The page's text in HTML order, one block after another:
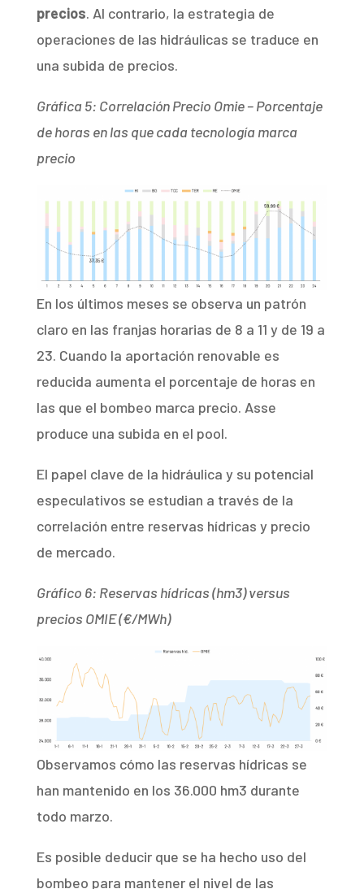
precios. Al contrario, la estrategia de
operaciones de las hidráulicas se traduce en
una subida de precios.
Gráfica 5: Correlación Precio Omie – Porcentaje
de horas en las que cada tecnología marca
precio
En los últimos meses se observa un patrón
claro en las franjas horarias de 8 a 11 y de 19 a
23. Cuando la aportación renovable es
reducida aumenta el porcentaje de horas en
las que el bombeo marca precio. Asse
produce una subida en el pool.
El papel clave de la hidráulica y su potencial
especulativos se estudian a través de la
correlación entre reservas hídricas y precio
de mercado.
Gráfico 6: Reservas hídricas (hm3) versus
precios OMIE (€/MWh)
Observamos cómo las reservas hídricas se
han mantenido en los 36.000 hm3 durante
todo marzo.
Es posible deducir que se ha hecho uso del
bombeo para mantener el nivel de las